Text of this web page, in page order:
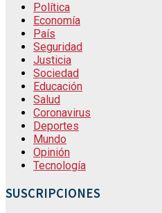
Política
Economía
País
Seguridad
Justicia
Sociedad
Educación
Salud
Coronavirus
Deportes
Mundo
Opinión
Tecnología
SUSCRIPCIONES